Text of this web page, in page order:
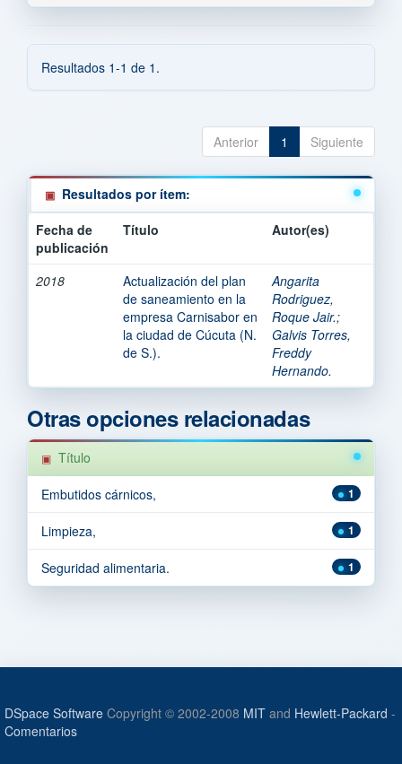
Resultados 1-1 de 1.
Anterior 1 Siguiente
Resultados por ítem:
Fecha de
publicación
Título Autor(es)
2018
Actualización del plan
de saneamiento en la
empresa Carnisabor en
la ciudad de Cúcuta (N.
de S.).
Angarita
Rodriguez,
Roque Jair.;
Galvis Torres,
Freddy
Hernando.
Otras opciones relacionadas
Título
1
Embutidos cárnicos,
1
Limpieza,
1
Seguridad alimentaria.
DSpace Software Copyright © 2002-2008 MIT and Hewlett-Packard -
Comentarios